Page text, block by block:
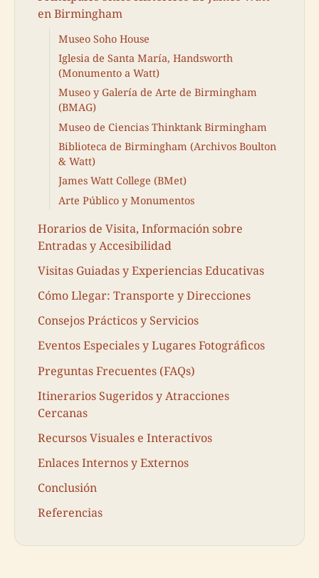
en Birmingham
Museo Soho House
Iglesia de Santa María, Handsworth
(Monumento a Watt)
Museo y Galería de Arte de Birmingham
(BMAG)
Museo de Ciencias Thinktank Birmingham
Biblioteca de Birmingham (Archivos Boulton
& Watt)
James Watt College (BMet)
Arte Público y Monumentos
Horarios de Visita, Información sobre
Entradas y Accesibilidad
Visitas Guiadas y Experiencias Educativas
Cómo Llegar: Transporte y Direcciones
Consejos Prácticos y Servicios
Eventos Especiales y Lugares Fotográficos
Preguntas Frecuentes (FAQs)
Itinerarios Sugeridos y Atracciones
Cercanas
Recursos Visuales e Interactivos
Enlaces Internos y Externos
Conclusión
Referencias